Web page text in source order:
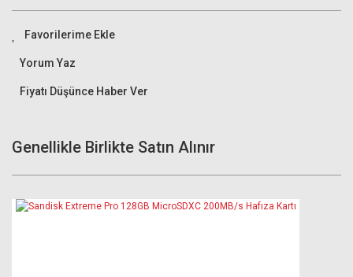
Yorum Yaz
Fiyatı Düşünce Haber Ver
Genellikle Birlikte Satın Alınır